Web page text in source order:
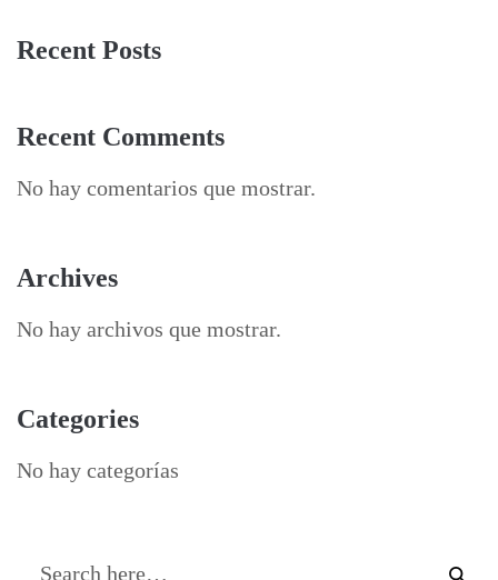
Recent Posts
Recent Comments
No hay comentarios que mostrar.
Archives
No hay archivos que mostrar.
Categories
No hay categorías